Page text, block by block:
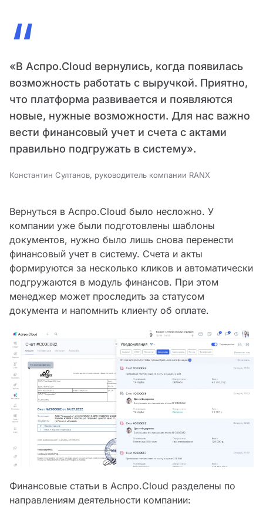
“
«В Аспро.Cloud вернулись, когда появилась
возможность работать с выручкой. Приятно,
что платформа развивается и появляются
новые, нужные возможности. Для нас важно
вести финансовый учет и счета с актами
правильно подгружать в систему».
Константин Султанов, руководитель компании RANX
Вернуться в Аспро.Cloud было несложно. У
компании уже были подготовлены шаблоны
документов, нужно было лишь снова перенести
финансовый учет в систему. Счета и акты
формируются за несколько кликов и автоматически
подгружаются в модуль финансов. При этом
менеджер может проследить за статусом
документа и напомнить клиенту об оплате.
Финансовые статьи в Аспро.Cloud разделены по
направлениям деятельности компании: